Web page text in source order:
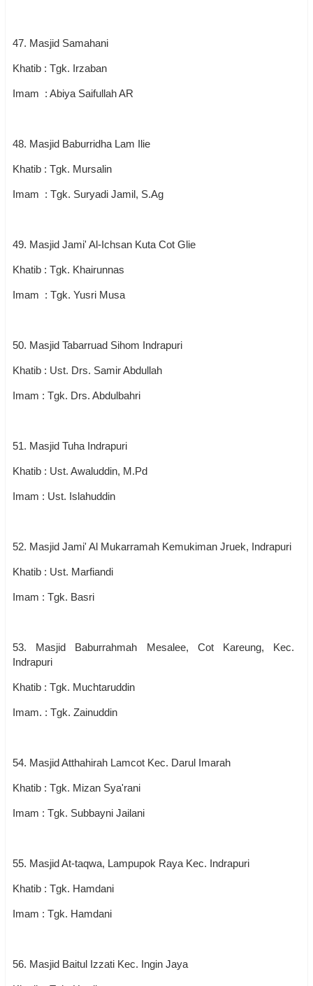
47. Masjid Samahani
Khatib : Tgk. Irzaban
Imam : Abiya Saifullah AR
48. Masjid Baburridha Lam Ilie
Khatib : Tgk. Mursalin
Imam : Tgk. Suryadi Jamil, S.Ag
49. Masjid Jami' Al-Ichsan Kuta Cot Glie
Khatib : Tgk. Khairunnas
Imam : Tgk. Yusri Musa
50. Masjid Tabarruad Sihom Indrapuri
Khatib : Ust. Drs. Samir Abdullah
Imam : Tgk. Drs. Abdulbahri
51. Masjid Tuha Indrapuri
Khatib : Ust. Awaluddin, M.Pd
Imam : Ust. Islahuddin
52. Masjid Jami' Al Mukarramah Kemukiman Jruek, Indrapuri
Khatib : Ust. Marfiandi
Imam : Tgk. Basri
53. Masjid Baburrahmah Mesalee, Cot Kareung, Kec.
Indrapuri
Khatib : Tgk. Muchtaruddin
Imam. : Tgk. Zainuddin
54. Masjid Atthahirah Lamcot Kec. Darul Imarah
Khatib : Tgk. Mizan Sya'rani
Imam : Tgk. Subbayni Jailani
55. Masjid At-taqwa, Lampupok Raya Kec. Indrapuri
Khatib : Tgk. Hamdani
Imam : Tgk. Hamdani
56. Masjid Baitul Izzati Kec. Ingin Jaya